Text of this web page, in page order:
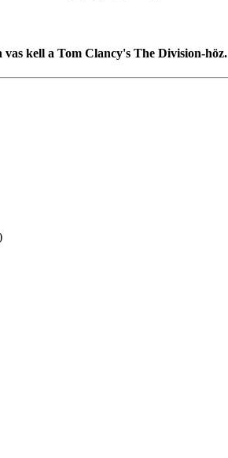
vas kell a Tom Clancy's The Division-höz.